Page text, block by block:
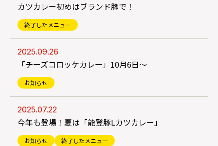
カツカレー初めはブランド豚で！
終了したメニュー
2025.09.26
「チーズコロッケカレー」10月6日～
お知らせ
2025.07.22
今年も登場！夏は「能登豚Lカツカレー」
お知らせ 終了したメニュー